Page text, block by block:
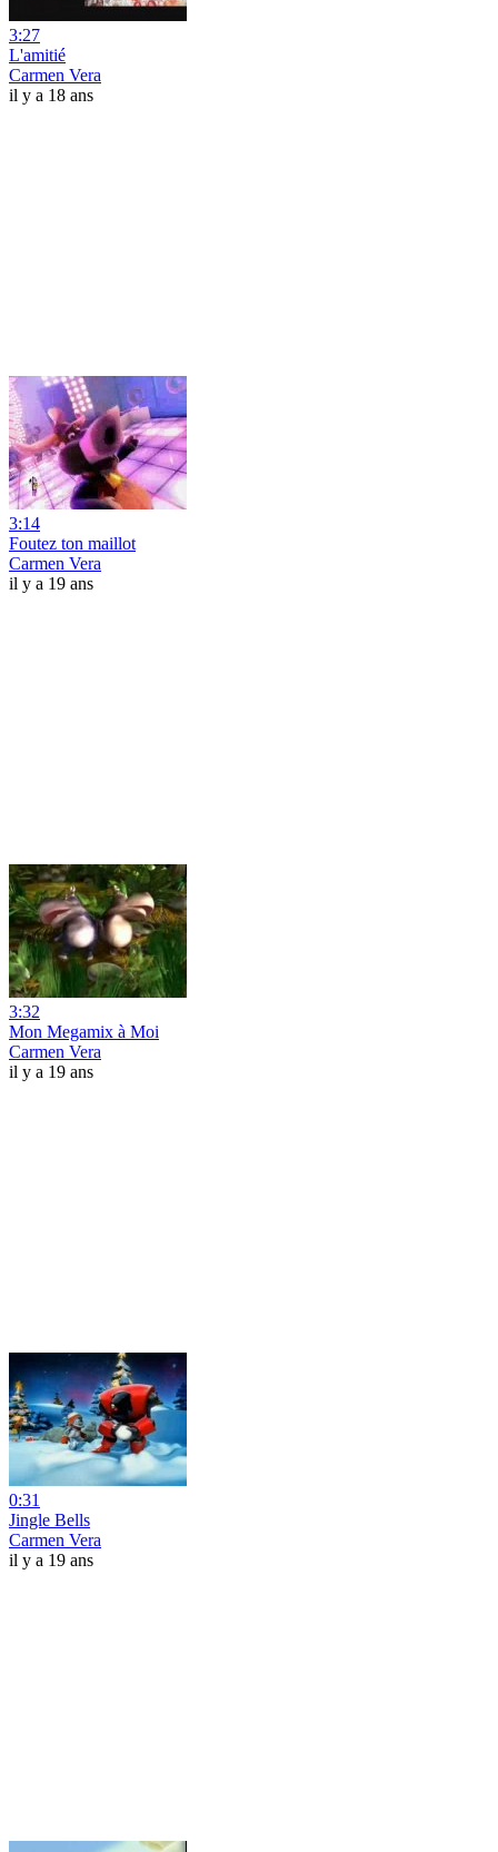
3:27
L'amitié
Carmen Vera
il y a 18 ans
3:14
Foutez ton maillot
Carmen Vera
il y a 19 ans
3:32
Mon Megamix à Moi
Carmen Vera
il y a 19 ans
0:31
Jingle Bells
Carmen Vera
il y a 19 ans